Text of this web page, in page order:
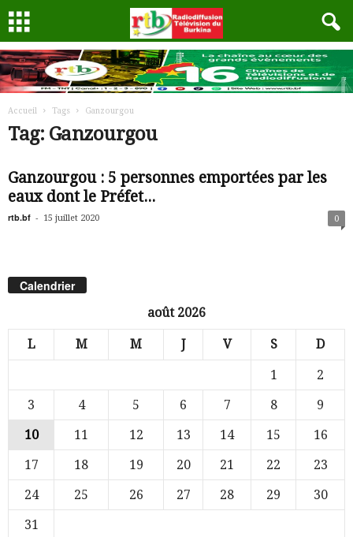
Accueil Tags Ganzourgou
Tag: Ganzourgou
Ganzourgou : 5 personnes emportées par les
eaux dont le Préfet...
rtb.bf - 15 juillet 2020 0
Calendrier
août 2026
L M M J V S D
1
2
3
4 5 6 7 8
9
10
11 12 13 14 15
16
17
18 19 20 21 22
23
24
25 26 27 28 29
30
31